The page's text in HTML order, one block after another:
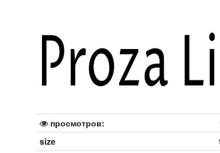
просмотров:
size